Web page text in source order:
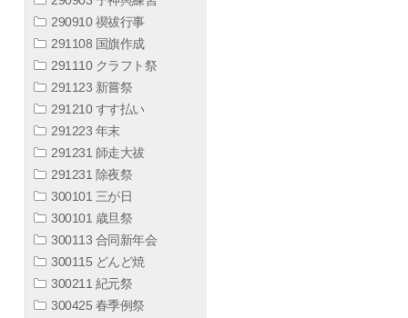
290910 禊祓行事
291108 国旗作成
291110 クラフト祭
291123 新嘗祭
291210 すす払い
291223 年末
291231 師走大祓
291231 除夜祭
300101 三が日
300101 歳旦祭
300113 合同新年会
300115 どんど焼
300211 紀元祭
300425 春季例祭